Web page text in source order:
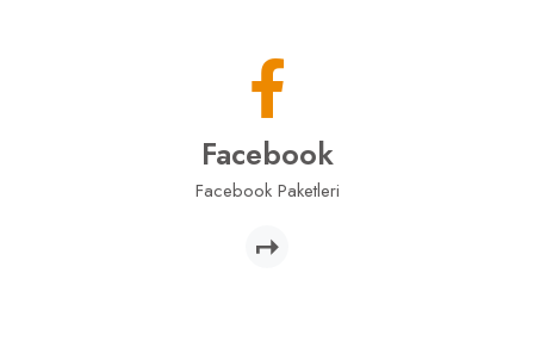
Facebook
Facebook Paketleri